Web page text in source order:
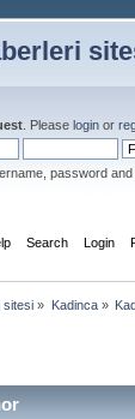
. Please login or
password
Search Login
sitesi » Kadinca»